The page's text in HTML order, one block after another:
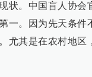
状。中国盲人协会
一。因为先天条件
尤其是在农村地区